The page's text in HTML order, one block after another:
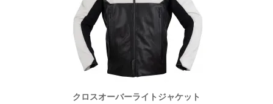
クロスオーバーライトジャケット